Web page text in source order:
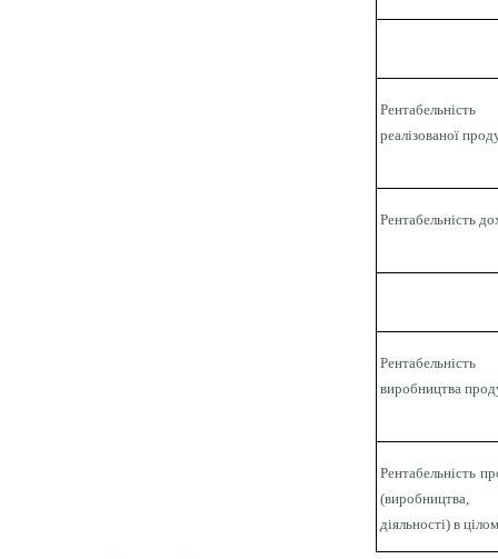
Рентабельність
реалізованої
Рентабельність
Рентабельність
виробництва
Рентабельність
(виробництва,
діяльності) в